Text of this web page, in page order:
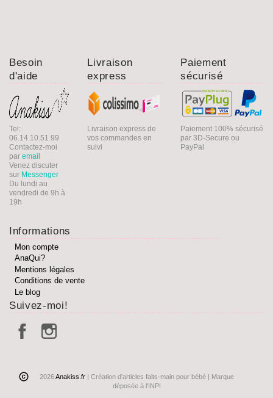
Besoin
d'aide
Tel:
06.14.10.51.99
Contactez-moi
par email
Venez discuter
sur Messenger
Du lundi au
vendredi de 9h à
19h
Livraison
express
Livraison express de
vos commandes en
suivi
Paiement
sécurisé
Paiement 100% sécurisé
par 3D-Secure ou
PayPal
Informations
Mon compte
AnaQui?
Mentions légales
Conditions de vente
Le blog
Suivez-moi!
2026Anakiss.fr | Création d'articles faits-main pour bébé | Marque
déposée à l'INPI